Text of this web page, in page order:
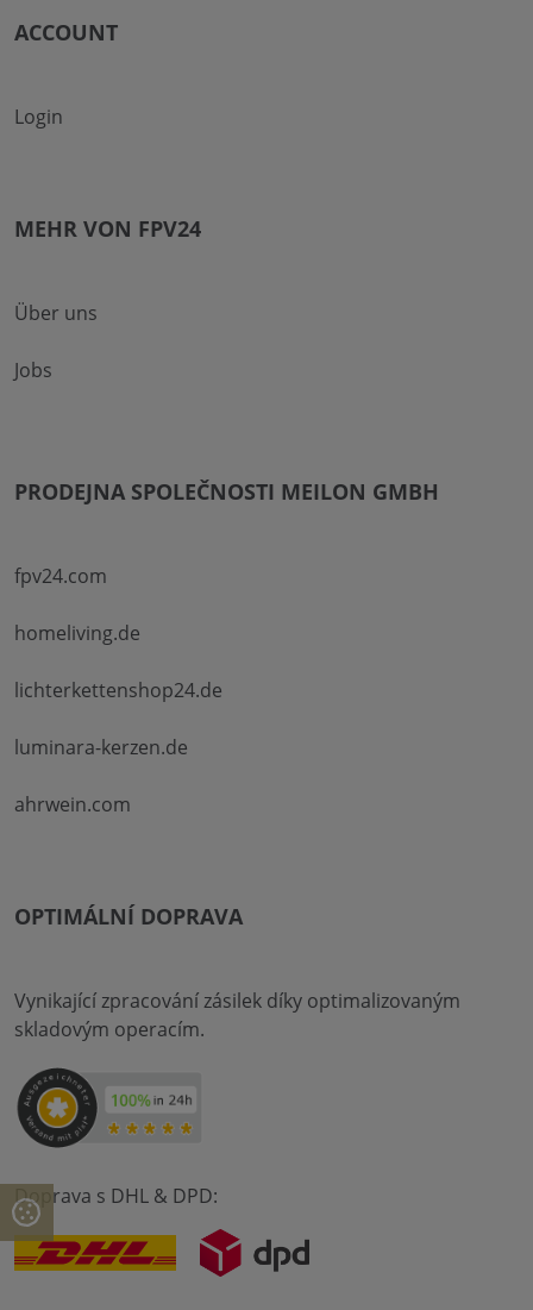
ACCOUNT
Login
MEHR VON FPV24
Über uns
Jobs
PRODEJNA SPOLEČNOSTI MEILON GMBH
fpv24.com
homeliving.de
lichterkettenshop24.de
luminara-kerzen.de
ahrwein.com
OPTIMÁLNÍ DOPRAVA
Vynikající zpracování zásilek díky optimalizovaným
skladovým operacím.
Doprava s DHL & DPD: